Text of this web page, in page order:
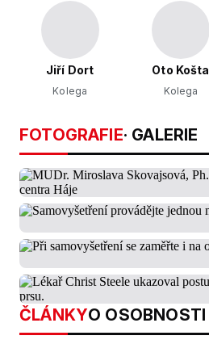
Jiří Dort
Kolega
Oto Košta
Kolega
FOTOGRAFIE· GALERIE
ČLÁNKYO OSOBNOSTI